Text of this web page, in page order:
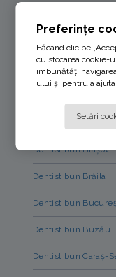
Dentist bun Bacău
Dentist bun Bihor
Dentist bun Brașov
Dentist bun Brăila
Dentist bun
Dentist bun Buzău
Dentist bun Caraș-
Preferințe
Făcând clic pe
cu stocarea cookie-
îmbunătăți
ului și pentru a
Setări